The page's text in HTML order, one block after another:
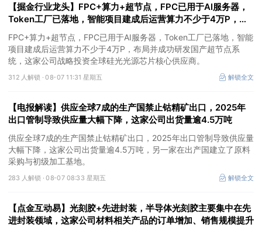
【掘金行业龙头】FPC+算力+超节点，FPC已用于AI服务器，
Token工厂已落地，智能项目建成后运营算力不少于4万P，这
家公司布局并成功研发国产超节点系统
FPC+算力+超节点，FPC已用于AI服务器，Token工厂已落地，智能
项目建成后运营算力不少于4万P，布局并成功研发国产超节点系
统，这家公司战略投资全球硅光光源芯片核心供应商。
312 人解锁 ·08-07 11:31 星期五 解锁全文
【电报解读】供应全球7成的生产国禁止钴精矿出口，2025年
出口管制导致供应量大幅下降，这家公司出货量逾4.5万吨
供应全球7成的生产国禁止钴精矿出口，2025年出口管制导致供应量
大幅下降，这家公司出货量逾4.5万吨，另一家在出产国建立了原料
采购与初级加工基地。
283 人解锁 ·08-07 08:33 星期五 解锁全文
【点金互动易】光刻胶+先进封装，半导体光刻胶主要集中在先
进封装领域，这家公司材料相关产品的订单增加、销售规模提升